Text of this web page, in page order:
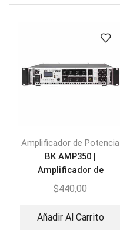
Amplificador de Potencia
BK AMP350 |
Amplificador de
Potencia de 6 Zonas
$440,00
Añadir Al Carrito